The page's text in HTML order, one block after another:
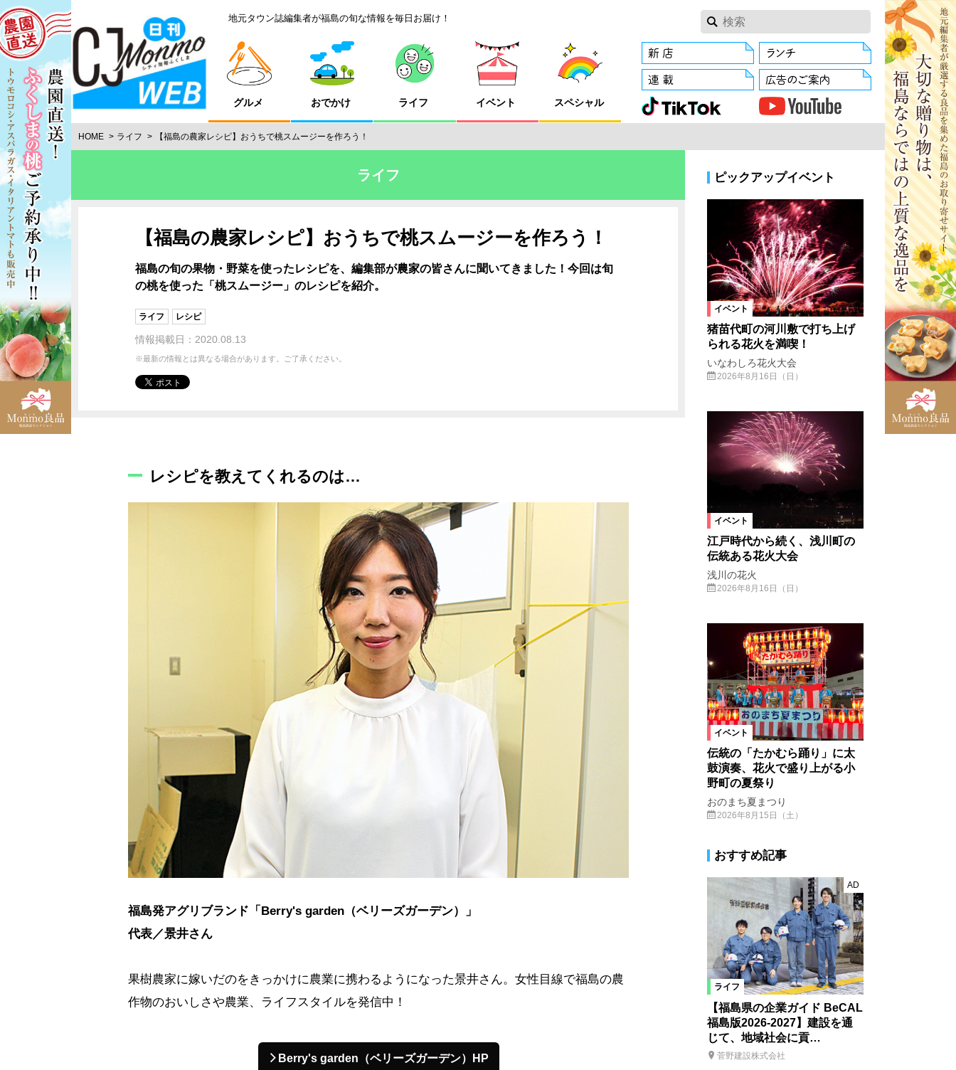
地元タウン誌編集者が福島の旬な情報を毎日お届け！
グルメ おでかけ ライフ イベント スペシャル
HOME ライフ 【福島の農家レシピ】おうちで桃スムージーを作ろう！
ライフ
【福島の農家レシピ】おうちで桃スムージーを作ろう！
福島の旬の果物・野菜を使ったレシピを、編集部が農家の皆さんに聞いてきました！今回は旬
の桃を使った「桃スムージー」のレシピを紹介。
ライフ レシピ
情報掲載日：2020.08.13
※最新の情報とは異なる場合があります。ご了承ください。
レシピを教えてくれるのは…
福島発アグリブランド「Berry's garden（ベリーズガーデン）」
代表／景井さん
果樹農家に嫁いだのをきっかけに農業に携わるようになった景井さん。女性目線で福島の農
作物のおいしさや農業、ライフスタイルを発信中！
Berry's garden（ベリーズガーデン）HP
ピックアップイベント
イベント
猪苗代町の河川敷で打ち上げ
られる花火を満喫！
いなわしろ花火大会
2026年8月16日（日）
イベント
江戸時代から続く、浅川町の
伝統ある花火大会
浅川の花火
2026年8月16日（日）
イベント
伝統の「たかむら踊り」に太
鼓演奏、花火で盛り上がる小
野町の夏祭り
おのまち夏まつり
2026年8月15日（土）
おすすめ記事
ライフ
AD
【福島県の企業ガイド BeCAL
福島版2026-2027】建設を通
じて、地域社会に貢…
菅野建設株式会社